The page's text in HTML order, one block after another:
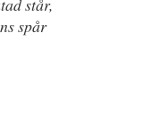
står,
spår